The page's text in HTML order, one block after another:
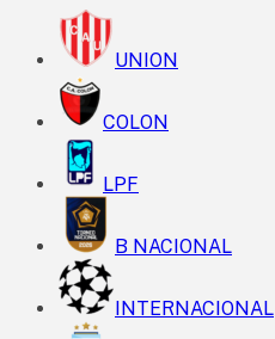
UNION
COLON
LPF
B NACIONAL
INTERNACIONAL